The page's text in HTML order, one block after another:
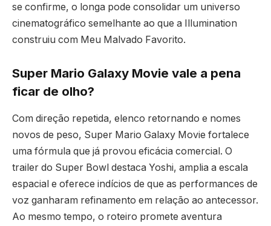
se confirme, o longa pode consolidar um universo
cinematográfico semelhante ao que a Illumination
construiu com Meu Malvado Favorito.
Super Mario Galaxy Movie vale a pena
ficar de olho?
Com direção repetida, elenco retornando e nomes
novos de peso, Super Mario Galaxy Movie fortalece
uma fórmula que já provou eficácia comercial. O
trailer do Super Bowl destaca Yoshi, amplia a escala
espacial e oferece indícios de que as performances de
voz ganharam refinamento em relação ao antecessor.
Ao mesmo tempo, o roteiro promete aventura